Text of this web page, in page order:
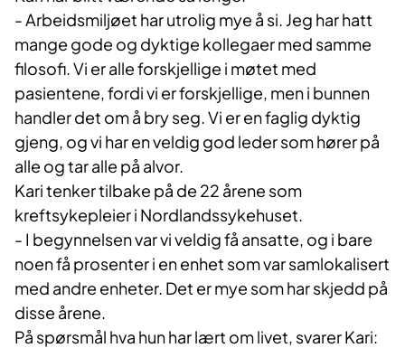
- Arbeidsmiljøet har utrolig mye å si. Jeg har hatt
mange gode og dyktige kollegaer med samme
filosofi. Vi er alle forskjellige i møtet med
pasientene, fordi vi er forskjellige, men i bunnen
handler det om å bry seg. Vi er en faglig dyktig
gjeng, og vi har en veldig god leder som hører på
alle og tar alle på alvor.
Kari tenker tilbake på de 22 årene som
kreftsykepleier i Nordlandssykehuset.
- I begynnelsen var vi veldig få ansatte, og i bare
noen få prosenter i en enhet som var samlokalisert
med andre enheter. Det er mye som har skjedd på
disse årene.
På spørsmål hva hun har lært om livet, svarer Kari: